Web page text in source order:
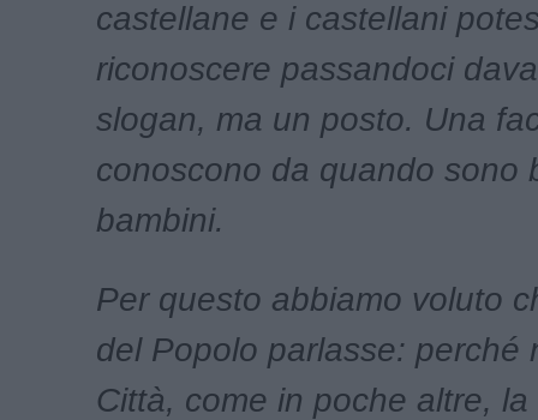
castellane e i castellani
riconoscere passandoci
slogan, ma un posto. Una
conoscono da quando sono
bambini.
Per questo abbiamo voluto
del Popolo parlasse: perché
Città, come in poche altre,